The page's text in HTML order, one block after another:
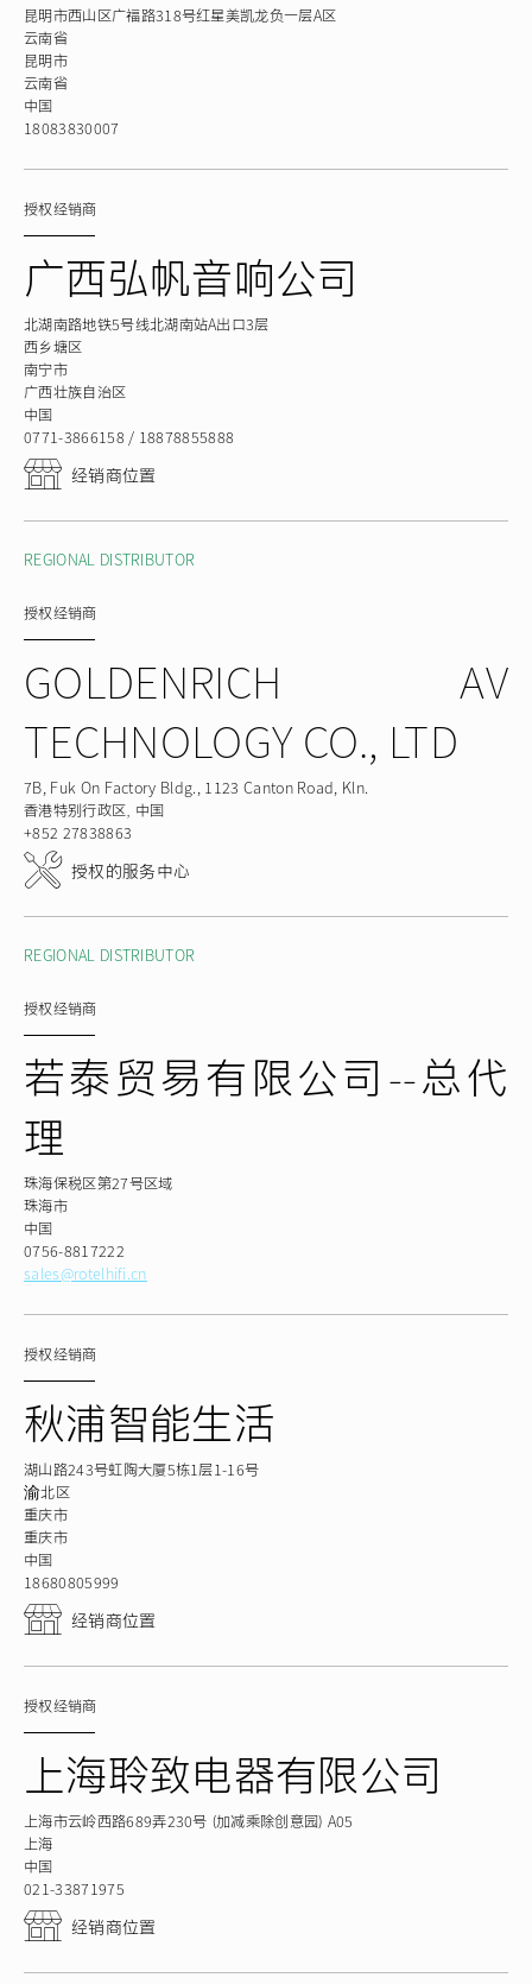
昆明市西山区广福路318号红星美凯龙负一层A区
云南省
昆明市
云南省
中国
18083830007
授权经销商
广西弘帆音响公司
北湖南路地铁5号线北湖南站A出口3层
西乡塘区
南宁市
广西壮族自治区
中国
0771-3866158 / 18878855888
经销商位置
REGIONAL DISTRIBUTOR
授权经销商
GOLDENRICH AV
TECHNOLOGY CO., LTD
7B, Fuk On Factory Bldg., 1123 Canton Road, Kln.
香港特别行政区，中国
+852 27838863
授权的服务中心
REGIONAL DISTRIBUTOR
授权经销商
若泰贸易有限公司--总代
理
珠海保税区第27号区域
珠海市
中国
0756-8817222
sales@rotelhifi.cn
授权经销商
秋浦智能生活
湖山路243号虹陶大厦5栋1层1-16号
渝北区
重庆市
重庆市
中国
18680805999
经销商位置
授权经销商
上海聆致电器有限公司
上海市云岭西路689弄230号（加减乘除创意园）A05
上海
中国
021-33871975
经销商位置